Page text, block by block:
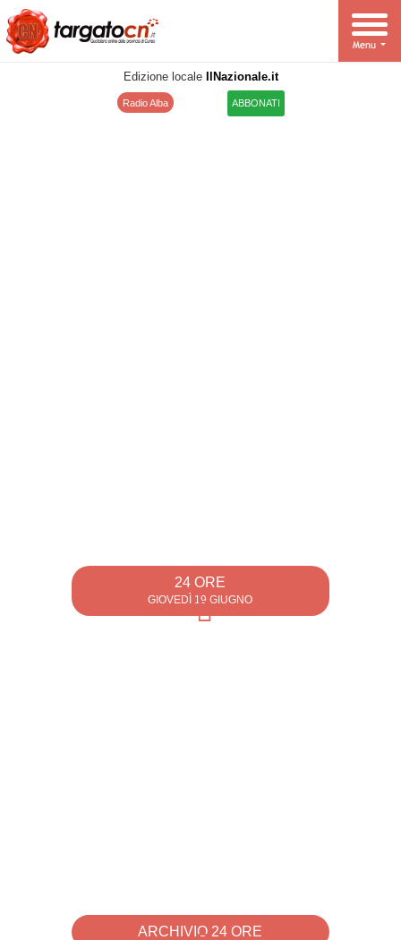
Edizione locale IlNazionale.it
Radio Alba ABBONATI
24 ORE
GIOVEDÌ 19 GIUGNO
ARCHIVIO 24 ORE